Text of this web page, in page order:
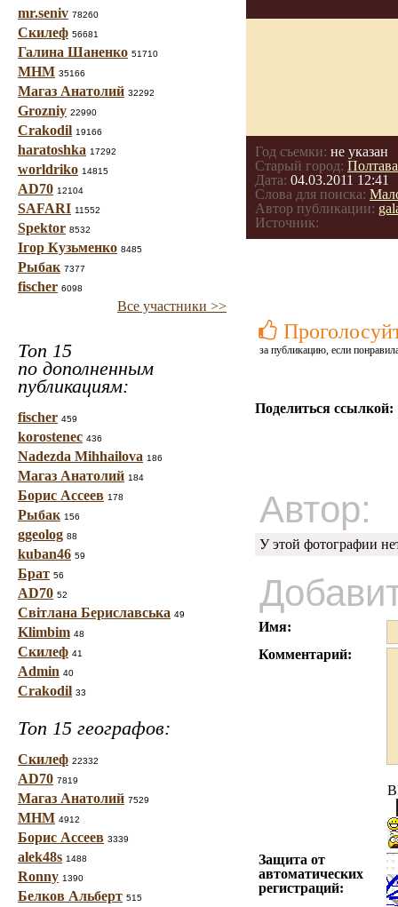
mr.seniv 78260
Скилеф 56681
Галина Шаненко 51710
МНМ 35166
Магаз Анатолий 32292
Grozniy 22990
Crakodil 19166
haratoshka 17292
worldriko 14815
AD70 12104
SAFARI 11552
Spektor 8532
Ігор Кузьменко 8485
Рыбак 7377
fischer 6098
Все участники >>
Топ 15
по дополненным
публикациям:
fischer 459
korostenec 436
Nadezda Mihhailova 186
Магаз Анатолий 184
Борис Ассеев 178
Рыбак 156
ggeolog 88
kuban46 59
Брат 56
AD70 52
Світлана Бериславська 49
Klimbim 48
Скилеф 41
Admin 40
Crakodil 33
Топ 15 географов:
Скилеф 22332
AD70 7819
Магаз Анатолий 7529
МНМ 4912
Борис Ассеев 3339
alek48s 1488
Ronny 1390
Белков Альберт 515
Год съемки: не указан
Старый город: Полтава
Дата: 04.03.2011 12:41
Слова для поиска:
Автор публикации:
Источник:
за публикацию, если
Поделиться ссылкой:
Автор:
У этой фотографии
Имя:
Комментарий:
Защита от
автоматических
регистраций: